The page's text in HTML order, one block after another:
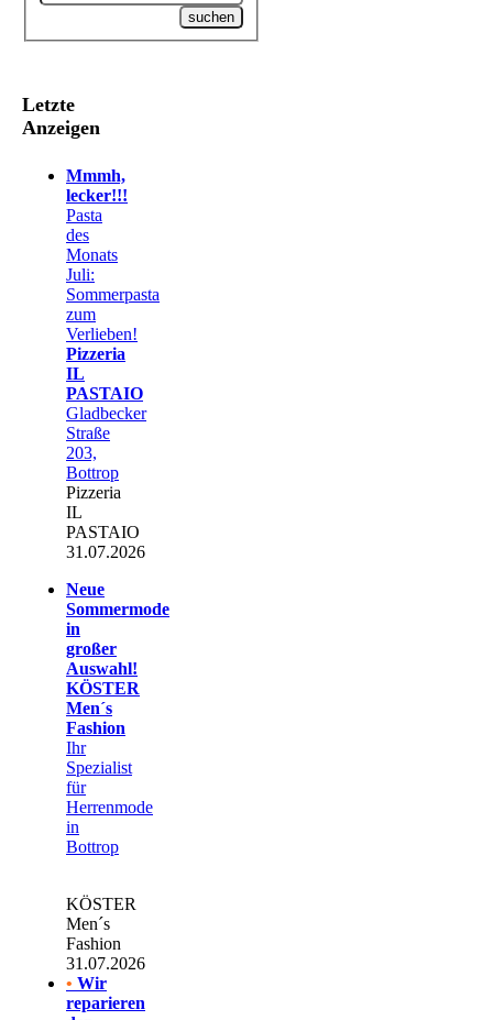
Letzte
Anzeigen
Mmmh,
lecker!!!
Pasta
des
Monats
Juli:
Sommerpasta
zum
Verlieben!
Pizzeria
IL
PASTAIO
Gladbecker
Straße
203,
Bottrop
Pizzeria
IL
PASTAIO
31.07.2026
Neue
Sommermode
in
großer
Auswahl!
KÖSTER
Men´s
Fashion
Ihr
Spezialist
für
Herrenmode
in
Bottrop
KÖSTER
Men´s
Fashion
31.07.2026
• Wir
reparieren